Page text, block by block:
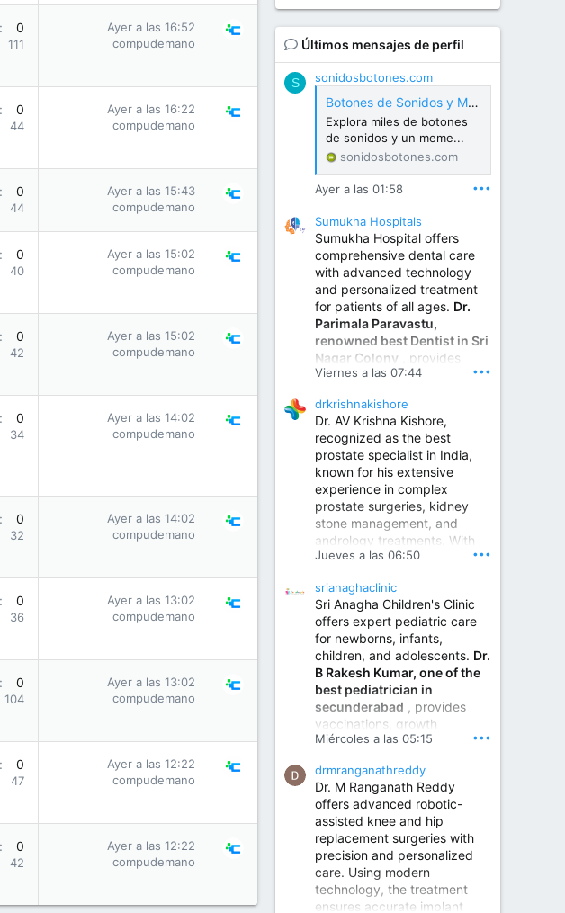
0
111
Ayer a las 16:52
compudemano
0
44
Ayer a las 16:22
compudemano
0
44
Ayer a las 15:43
compudemano
0
40
Ayer a las 15:02
compudemano
0
42
Ayer a las 15:02
compudemano
0
34
Ayer a las 14:02
compudemano
0
32
Ayer a las 14:02
compudemano
0
36
Ayer a las 13:02
compudemano
0
104
Ayer a las 13:02
compudemano
0
47
Ayer a las 12:22
compudemano
0
42
Ayer a las 12:22
compudemano
Últimos mensajes de perfil
S sonidosbotones.com
Botones de Sonidos y Meme Soundboard Gratis
Explora miles de botones
de sonidos y un meme...
sonidosbotones.com
Ayer a las 01:58 •••
Sumukha Hospitals
Sumukha Hospital offers
comprehensive dental care
with advanced technology
and personalized treatment
for patients of all ages. Dr.
Parimala Paravastu,
renowned best Dentist in Sri
Nagar Colony , provides
expert care for tooth pain,
treatment, dental implants,
smile designing, cosmetic
dentistry.
Sumukha Hospital | Ear, Nose & Throat, Dental & Maxillofacial Surgery Center
www.sumukhahospitals.co
m
Viernes a las 07:44 •••
drkrishnakishore
Dr. AV Krishna Kishore,
recognized as the best
prostate specialist in India,
known for his extensive
experience in complex
prostate surgeries, kidney
stone management, and
andrology treatments. With
years of surgical practice and
invasive and robotic
techniques.
Best Urologist in Vijayawada | Urology Specialist in Vijayawada
Dr. A. V. Krishna Kishore,
the Best Urologist...
www.drkrishnakishore.com
Jueves a las 06:50 •••
srianaghaclinic
Sri Anagha Children's Clinic
offers expert pediatric care
for newborns, infants,
children, and adolescents. Dr.
B Rakesh Kumar, one of the
best pediatrician in
secunderabad , provides
vaccinations, growth
monitoring, newborn care,
illnesses, nutrition guidance,
and preventive healthcare in
a child-friendly environment.
Children Hospital in Secunderabad | Best Pediatrician in Hyderabad | Neonatologist in Medchal
Our pediatrician and
Neonatologist team at...
Miércoles a las 05:15 •••
drmranganathreddy
Dr. M Ranganath Reddy
offers advanced robotic-
assisted knee and hip
replacement surgeries with
precision and personalized
care. Using modern
technology, the treatment
ensures accurate implant